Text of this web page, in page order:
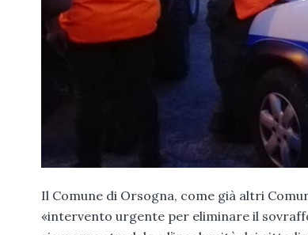
Il Comune di Orsogna, come già altri
«intervento urgente per eliminare il